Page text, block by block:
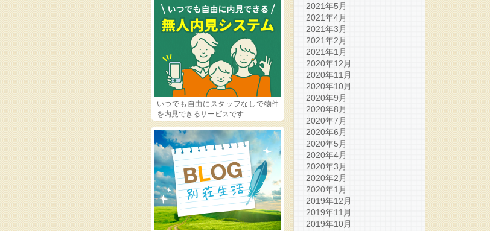
2021年5月
2021年4月
2021年3月
2021年2月
2021年1月
2020年12月
2020年11月
2020年10月
2020年9月
2020年8月
2020年7月
2020年6月
2020年5月
2020年4月
2020年3月
2020年2月
2020年1月
2019年12月
2019年11月
2019年10月
いつでも自由にスタッフなしで物件
を内見できるサービスです